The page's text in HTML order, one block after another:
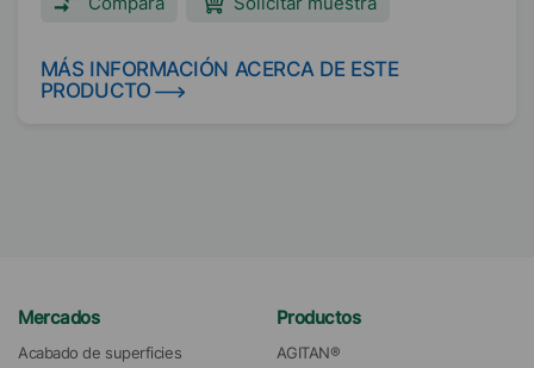
temperaturas (por debajo de 150 mPas a -20 °C), una
durante al menos 28 días) y puede desespumarse con
nuestros desespumantes, especialmente con el
MÁS INFORMACIÓN ACERCA DE ESTE
PRODUCTO
Mercados
Acabado de superficies
Productos
AGITAN®